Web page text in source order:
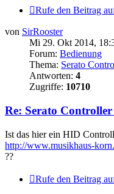
Rufe den Beitrag
von SirRooster
Mi 29. Okt 2014,
Forum: Bedienung
Thema: Serato
Antworten: 4
Zugriffe: 10710
Re: Serato
Ist das hier ein HID
http://www.musikhaus-
??
Rufe den Beitrag